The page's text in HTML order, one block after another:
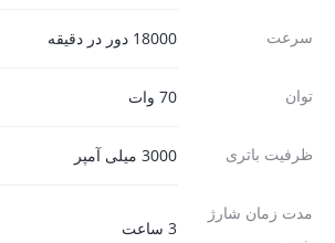
سرعت 18000 دور در دقیقه
توان 70 وات
ظرفیت باتری 3000 میلی آمپر
مدت زمان شارژ
3 ساعت